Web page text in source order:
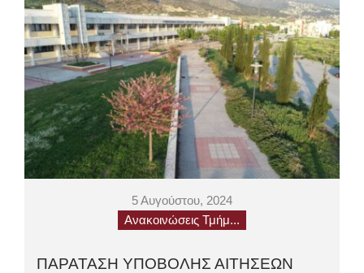
5 Αυγούστου, 2024
Ανακοινώσεις Τμήμ...
ΠΑΡΑΤΑΣΗ ΥΠΟΒΟΛΗΣ ΑΙΤΗΣΕΩΝ